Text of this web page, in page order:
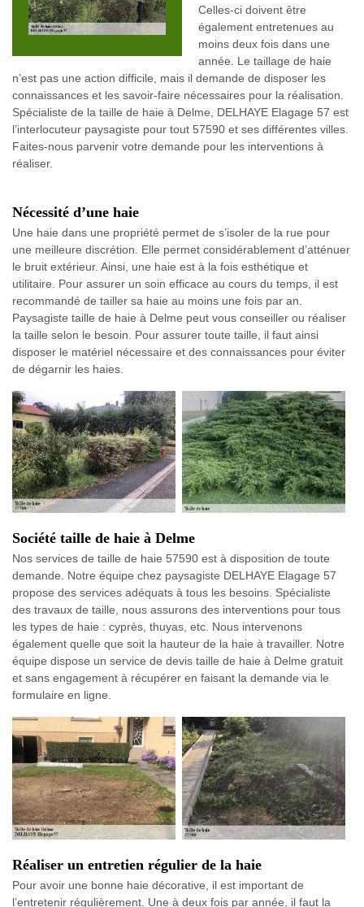
Celles-ci doivent être
également entretenues au
moins deux fois dans une
année. Le taillage de haie
n’est pas une action difficile, mais il demande de disposer les
connaissances et les savoir-faire nécessaires pour la réalisation.
Spécialiste de la taille de haie à Delme, DELHAYE Elagage 57 est
l’interlocuteur paysagiste pour tout 57590 et ses différentes villes.
Faites-nous parvenir votre demande pour les interventions à
réaliser.
Nécessité d’une haie
Une haie dans une propriété permet de s’isoler de la rue pour
une meilleure discrétion. Elle permet considérablement d’atténuer
le bruit extérieur. Ainsi, une haie est à la fois esthétique et
utilitaire. Pour assurer un soin efficace au cours du temps, il est
recommandé de tailler sa haie au moins une fois par an.
Paysagiste taille de haie à Delme peut vous conseiller ou réaliser
la taille selon le besoin. Pour assurer toute taille, il faut ainsi
disposer le matériel nécessaire et des connaissances pour éviter
de dégarnir les haies.
Société taille de haie à Delme
Nos services de taille de haie 57590 est à disposition de toute
demande. Notre équipe chez paysagiste DELHAYE Elagage 57
propose des services adéquats à tous les besoins. Spécialiste
des travaux de taille, nous assurons des interventions pour tous
les types de haie : cyprès, thuyas, etc. Nous intervenons
également quelle que soit la hauteur de la haie à travailler. Notre
équipe dispose un service de devis taille de haie à Delme gratuit
et sans engagement à récupérer en faisant la demande via le
formulaire en ligne.
Réaliser un entretien régulier de la haie
Pour avoir une bonne haie décorative, il est important de
l’entretenir régulièrement. Une à deux fois par année, il faut la